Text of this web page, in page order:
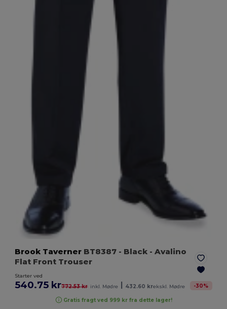
Brook Taverner BT8387 - Black - Avalino
Flat Front Trouser
Starter ved
540.75 kr772.53 kr inkl. Mødre | 432.60 krekskl. Mødre -30%
Gratis fragt ved 999 kr fra dette lager!